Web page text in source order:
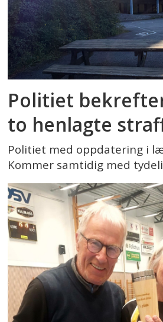
Politiet
to henlagte
Politiet med oppdatering i
Kommer samtidig med